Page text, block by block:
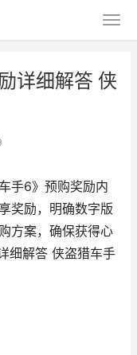
详细解答 侠
手6》预购奖励内
奖励，明确数字版
方案，确保获得心
细解答 侠盗猎车手